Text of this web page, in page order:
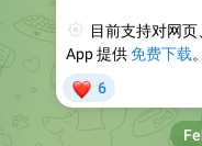
目前支持对网页
App 提供免费下载。
6